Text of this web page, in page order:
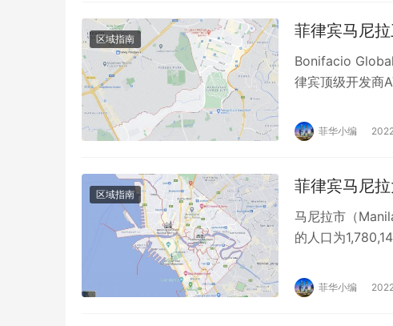
区域指南 菲律宾马尼
Bonifacio
律宾顶级开发商
菲华小编
区域指南 菲律宾马尼
马尼拉市（
的人口为
菲华小编